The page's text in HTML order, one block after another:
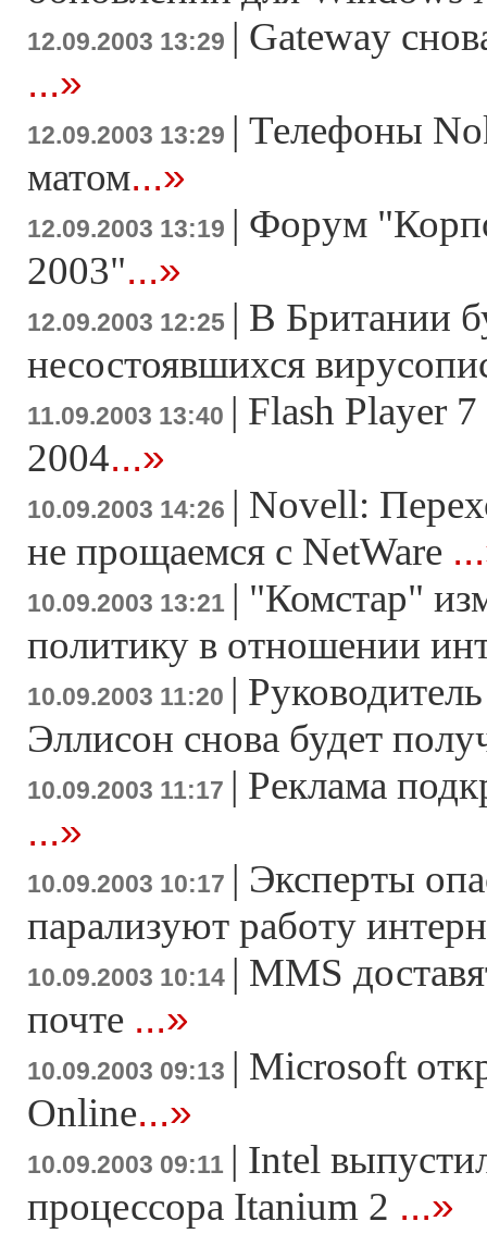
12.09.2003 13:29 | Gateway
...»
12.09.2003 13:29 | Телефоны
матом...»
12.09.2003 13:19 | Форум
2003"...»
12.09.2003 12:25 | В Британии
несостоявшихся
11.09.2003 13:40 | Flash Player
2004...»
10.09.2003 14:26 | Novell:
не прощаемся с NetWare
10.09.2003 13:21 | "Комстар"
политику в отношении
10.09.2003 11:20 |
Эллисон снова будет
10.09.2003 11:17 | Реклама
...»
10.09.2003 10:17 | Эксперты
парализуют работу
10.09.2003 10:14 | MMS
почте ...»
10.09.2003 09:13 | Microsoft
Online...»
10.09.2003 09:11 | Intel
процессора Itanium 2 ...»